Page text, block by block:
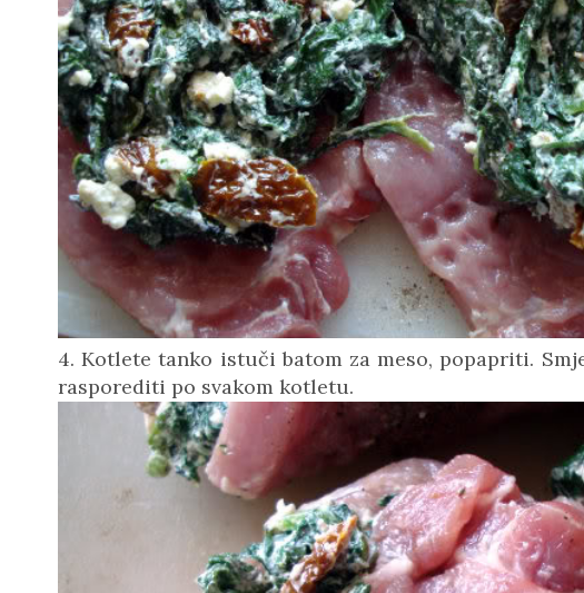
4. Kotlete tanko istuči batom za meso, popapriti.
rasporediti po svakom kotletu.